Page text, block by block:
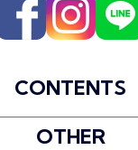
CONTENTS
OTHER